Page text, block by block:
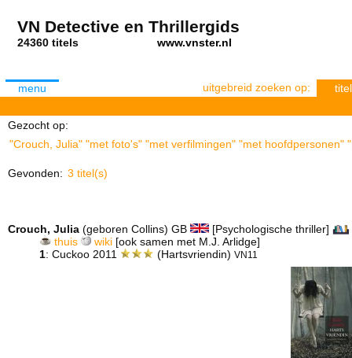
VN Detective en Thrillergids
24360 titels www.vnster.nl
menu uitgebreid zoeken op: titel
Gezocht op:
"Crouch, Julia" "met foto's" "met verfilmingen" "met
Gevonden: 3 titel(s)
Crouch, Julia (geboren Collins) GB
[Psychologische thriller]
thuis
wiki[ook samen met M.J. Arlidge]
1: Cuckoo 2011 (Hartsvriendin)VN11